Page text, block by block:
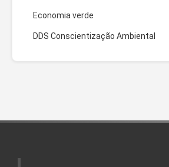
Economia verde
DDS Conscientização Ambiental